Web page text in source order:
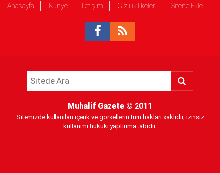
Anasayfa Künye İletişim Gizlilik İlkeleri Sitene Ekle
Muhalif Gazete © 2011
Sitemizde kullanılan içerik ve görsellerin tüm hakları saklıdır, izinsiz
kullanımı hukuki yaptırıma tabidir.